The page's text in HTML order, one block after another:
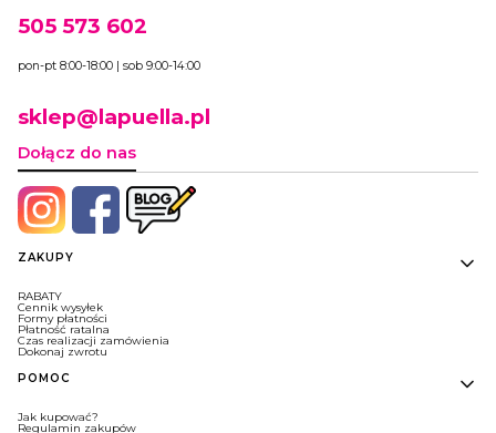
505 573 602
pon-pt 8:00-18:00 | sob 9:00-14:00
sklep@lapuella.pl
Dołącz do nas
Linki w stopce
ZAKUPY
RABATY
Cennik wysyłek
Formy płatności
Płatność ratalna
Czas realizacji zamówienia
Dokonaj zwrotu
POMOC
Jak kupować?
Regulamin zakupów